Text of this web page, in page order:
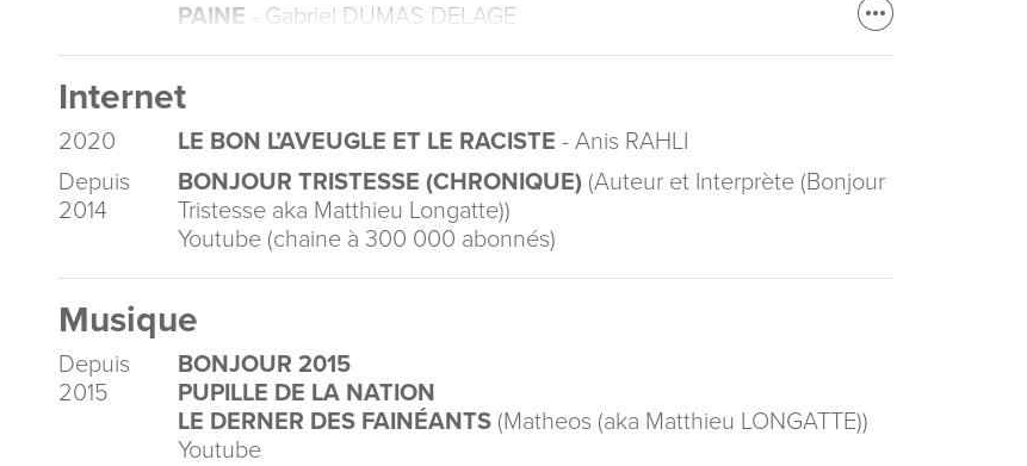
PAINE - Gabriel DUMAS DELAGE
Internet
2020 LE BON L’AVEUGLE ET LE RACISTE - Anis RAHLI
Depuis
2014
BONJOUR TRISTESSE (CHRONIQUE) (Auteur et Interprète (Bonjour
Tristesse aka Matthieu Longatte))
Youtube (chaine à 300 000 abonnés)
Musique
Depuis
2015
BONJOUR 2015
PUPILLE DE LA NATION
LE DERNER DES FAINÉANTS (Matheos (aka Matthieu LONGATTE))
Youtube